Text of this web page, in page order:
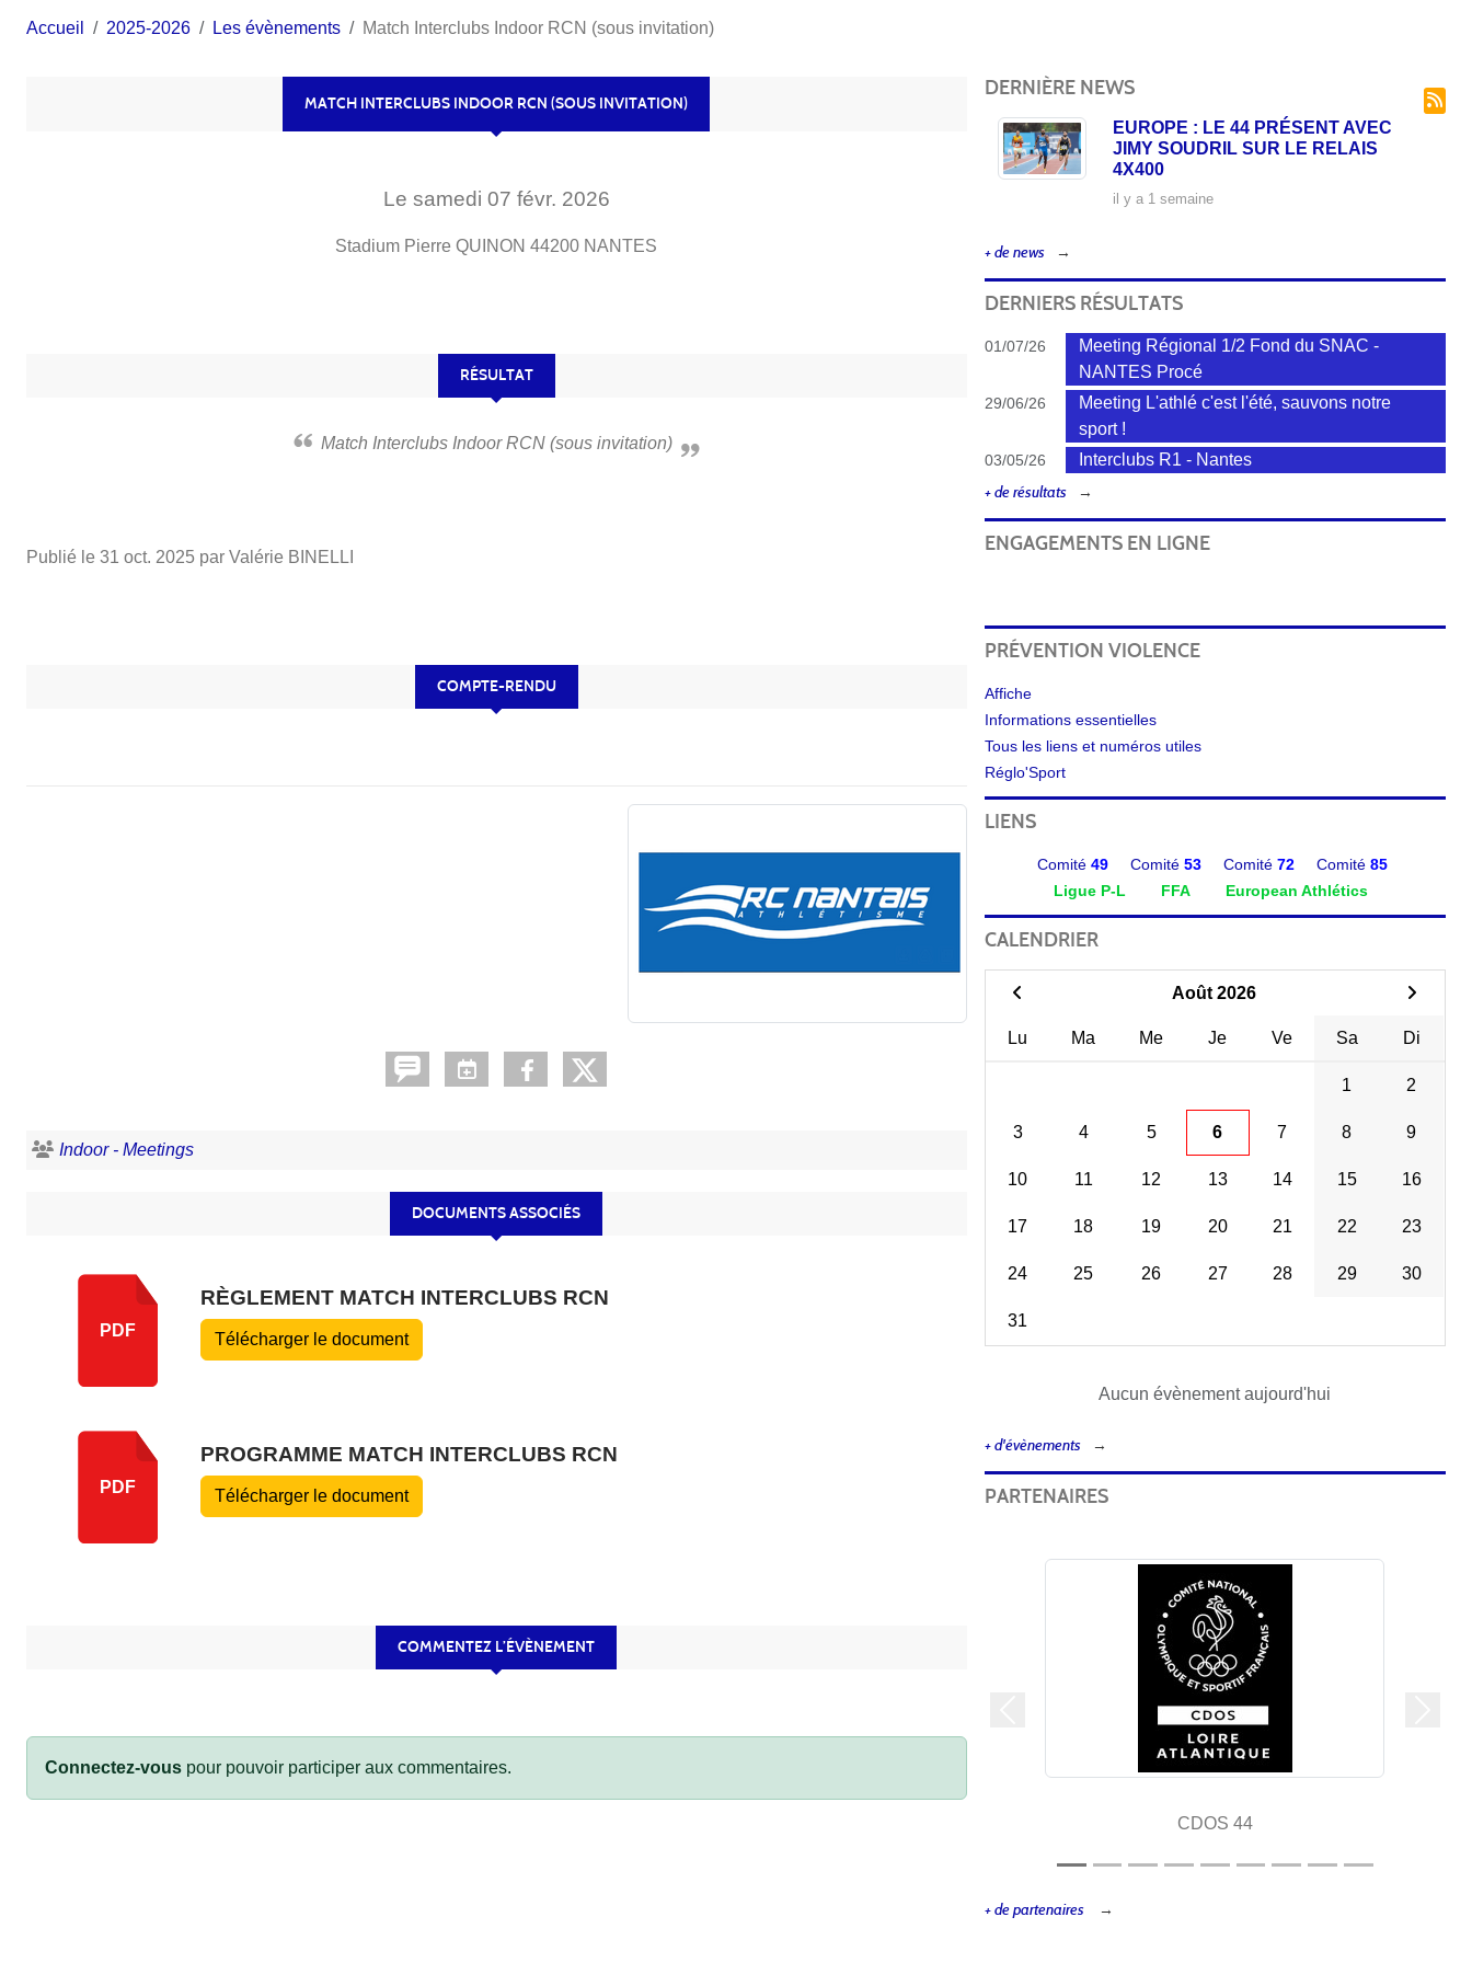
Accueil 2025-2026 Les évènements Match Interclubs Indoor RCN (sous invitation)
MATCH INTERCLUBS INDOOR RCN (SOUS INVITATION)
Le samedi 07 févr. 2026
Stadium Pierre QUINON 44200 NANTES
RÉSULTAT
Match Interclubs Indoor RCN (sous invitation)
Publié le 31 oct. 2025 par Valérie BINELLI
COMPTE-RENDU
Indoor - Meetings
DOCUMENTS ASSOCIÉS
PDF
RÈGLEMENT MATCH INTERCLUBS RCN
Télécharger le document
PDF
PROGRAMME MATCH INTERCLUBS RCN
Télécharger le document
COMMENTEZ L’ÉVÈNEMENT
Connectez-vous pour pouvoir participer aux commentaires.
DERNIÈRE NEWS
EUROPE : LE 44 PRÉSENT AVEC
JIMY SOUDRIL SUR LE RELAIS
4X400
il y a 1 semaine
+ de news
DERNIERS RÉSULTATS
01/07/26
Meeting Régional 1/2 Fond du SNAC -
NANTES Procé
29/06/26
Meeting L'athlé c'est l'été, sauvons notre
sport !
03/05/26
Interclubs R1 - Nantes
+ de résultats
ENGAGEMENTS EN LIGNE
PRÉVENTION VIOLENCE
Affiche
Informations essentielles
Tous les liens et numéros utiles
Réglo'Sport
LIENS
Comité49 Comité53 Comité72 Comité85
Ligue P-L
FFA European Athlétics
CALENDRIER
Août 2026
Lu Ma Me Je Ve Sa Di
1 2
3 4 5 6 7 8 9
10 11 12 13 14 15 16
17 18 19 20 21 22 23
24 25 26 27 28 29 30
31
Aucun évènement aujourd'hui
+ d'évènements
PARTENAIRES
+ de partenaires